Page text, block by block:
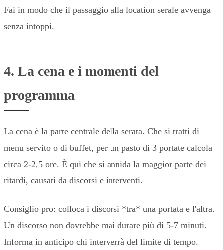
Fai in modo che il passaggio alla location serale avvenga
senza intoppi.
4. La cena e i momenti del
programma
La cena è la parte centrale della serata. Che si tratti di
menu servito o di buffet, per un pasto di 3 portate calcola
circa 2-2,5 ore. È qui che si annida la maggior parte dei
ritardi, causati da discorsi e interventi.
Consiglio pro: colloca i discorsi *tra* una portata e l'altra.
Un discorso non dovrebbe mai durare più di 5-7 minuti.
Informa in anticipo chi interverrà del limite di tempo.